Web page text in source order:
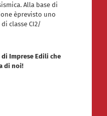
Alla base di
èprevisto uno
classe CI2/
Imprese Edili che
di noi!